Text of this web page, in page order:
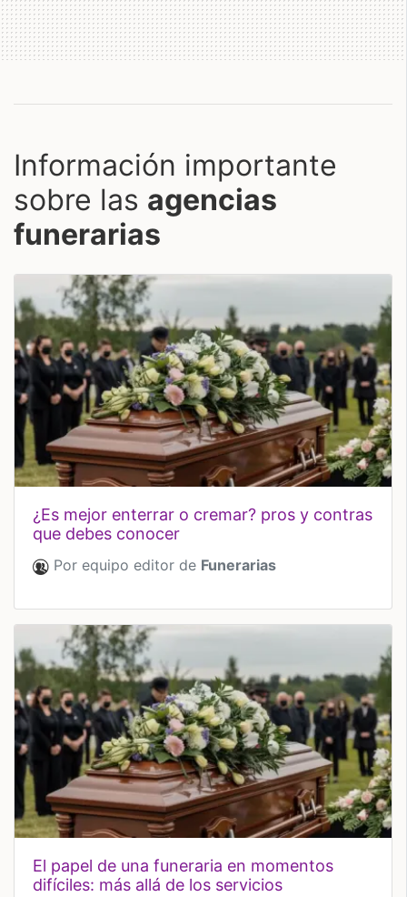
Información importante
sobre las agencias
funerarias
¿es mejor enterrar o cremar? pros y contras
que debes conocer
Por equipo editor de Funerarias
el papel de una funeraria en momentos
difíciles: más allá de los servicios